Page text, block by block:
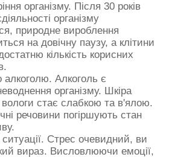
організму. Після 30 років
організму
природне вироблення
на довічну паузу, а клітини
кількість корисних
алкоголю. Алкоголь є
організму. Шкіра
вологи стає слабкою та в'ялою.
речовини погіршують стан
ситуації. Стрес очевидний, ви
вираз. Висловлюючи емоції,